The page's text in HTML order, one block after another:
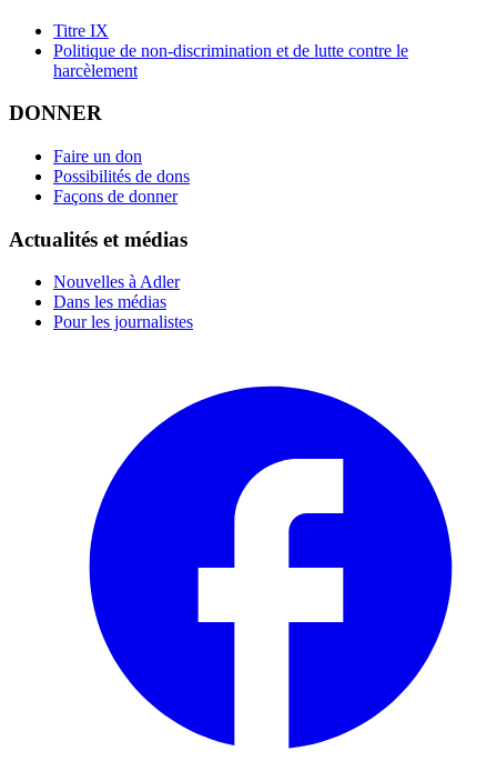
Titre IX
Politique de non-discrimination et de lutte contre le
harcèlement
DONNER
Faire un don
Possibilités de dons
Façons de donner
Actualités et médias
Nouvelles à Adler
Dans les médias
Pour les journalistes